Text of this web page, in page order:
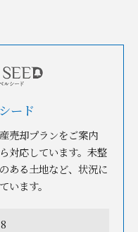
ード
売却プランをご案内
対応しています。未整
ある土地など、状況に
います。